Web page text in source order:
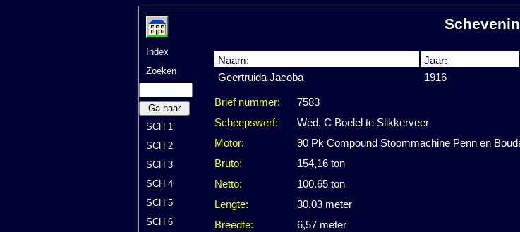
Index
Zoeken
Ga naar
SCH 1
SCH 2
SCH 3
SCH 4
SCH 5
SCH 6
Naam: Jaar:
Geertruida Jacoba
1916
Brief nummer:
7583
Scheepswerf:
Wed. C Boelel te Slikkerveer
Motor:
90 Pk Compound Stoommachine Penn en
Bruto:
154,16 ton
Netto:
100.65 ton
Lengte:
30,03 meter
Breedte:
6,57 meter